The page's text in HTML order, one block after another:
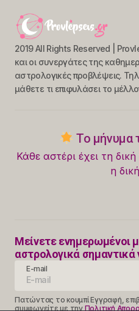
2019 All Rights Reserved |
και οι συνεργάτες της
αστρολογικές προβλέψεις.
μάθετε τι επιφυλάσει το
Το μήνυμα
Κάθε αστέρι έχει τη
η
Μείνετε ενημερωμένοι
αστρολογικά σημαντικά
E-mail
Πατώντας το κουμπί Εγγραφή,
συμφωνείτε με τηνΠολιτική